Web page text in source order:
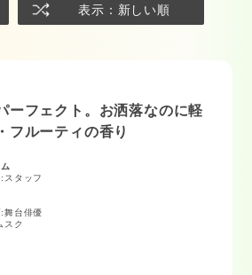
表示：新しい順
ーフェクト。お洒落なのに軽
フルーティの香り
スタッフ
:舞台俳優
スク